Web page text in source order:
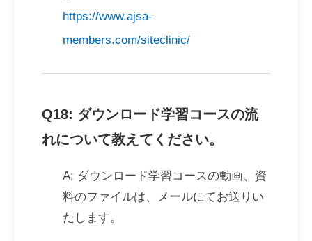
https://www.ajsa-
members.com/siteclinic/
Q18: ダウンロード学習コースの流
れについて教えてください。
A: ダウンロード学習コースの動画、資
料のファイルは、メールにてお送りい
たします。